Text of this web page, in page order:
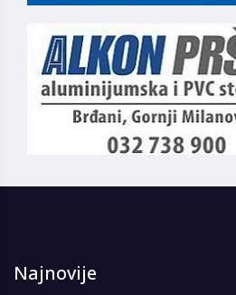
Najnovije